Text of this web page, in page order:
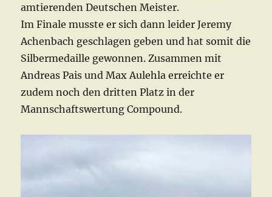
amtierenden Deutschen Meister.
Im Finale musste er sich dann leider Jeremy
Achenbach geschlagen geben und hat somit die
Silbermedaille gewonnen. Zusammen mit
Andreas Pais und Max Aulehla erreichte er
zudem noch den dritten Platz in der
Mannschaftswertung Compound.